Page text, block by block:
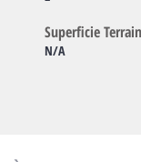
Superficie Terrain
N/A